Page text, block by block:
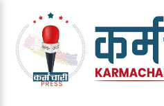
content